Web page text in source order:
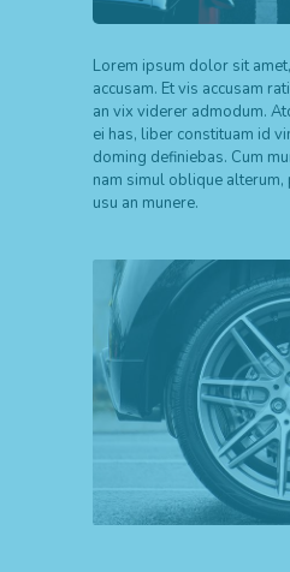
Lorem ipsum dolor sit
accusam. Et vis accusam
an vix viderer admodum.
ei has, liber constituam id
doming definiebas. Cum
nam simul oblique
usu an munere.